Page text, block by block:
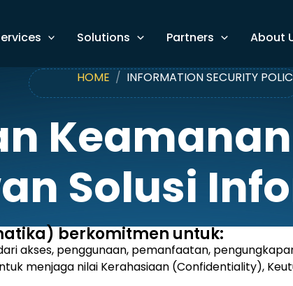
Solutions Partners About
HOME INFORMATION SECURITY
Solusi
berkomitmen untuk:
akses, penggunaan, pemanfaatan,
menjaga nilai Kerahasiaan (Confidentiality),